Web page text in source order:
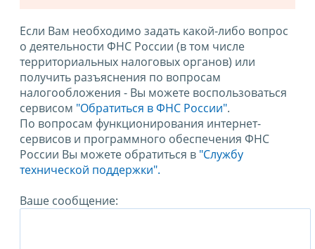
Если Вам необходимо задать какой-либо вопрос
о деятельности ФНС России (в том числе
территориальных налоговых органов) или
получить разъяснения по вопросам
налогообложения - Вы можете воспользоваться
сервисом "Обратиться в ФНС России".
По вопросам функционирования интернет-
сервисов и программного обеспечения ФНС
России Вы можете обратиться в "Службу
технической поддержки".
Ваше сообщение: